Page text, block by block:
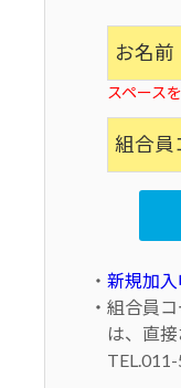
スペース
・ 新規加
・組合員
は、直接